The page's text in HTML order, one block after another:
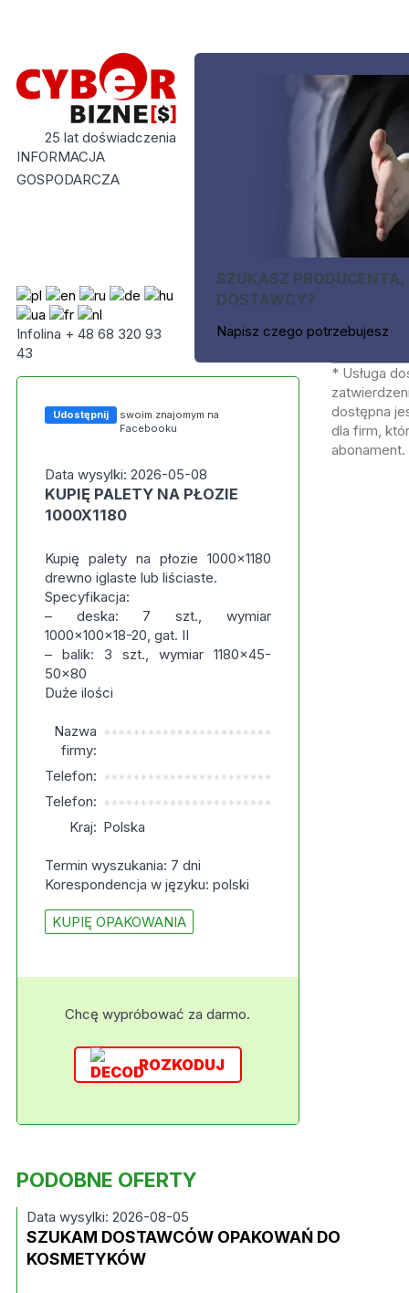
25 lat doświadczenia
INFORMACJA
GOSPODARCZA
Infolina + 48 68 320 93
43
SZUKASZ PRODUCENTA,
DOSTAWCY?
Napisz czego potrzebujesz
Udostępnij
swoim znajomym na
Facebooku
Data wysylki: 2026-05-08
KUPIĘ PALETY NA PŁOZIE
1000X1180
Kupię palety na płozie 1000x1180
drewno iglaste lub liściaste.
Specyfikacja:
– deska: 7 szt., wymiar
1000x100x18-20, gat. II
– balik: 3 szt., wymiar 1180x45-
50x80
Duże ilości
Nazwa
firmy:
***********************
Telefon: ***********************
Telefon: ***********************
Kraj: Polska
Termin wyszukania: 7 dni
Korespondencja w języku: polski
KUPIĘ OPAKOWANIA
Chcę wypróbować za darmo.
ROZKODUJ
* Usługa
dostępna
dla firm,
abonament.
PODOBNE OFERTY
Data wysylki: 2026-08-05
SZUKAM DOSTAWCÓW OPAKOWAŃ DO
KOSMETYKÓW